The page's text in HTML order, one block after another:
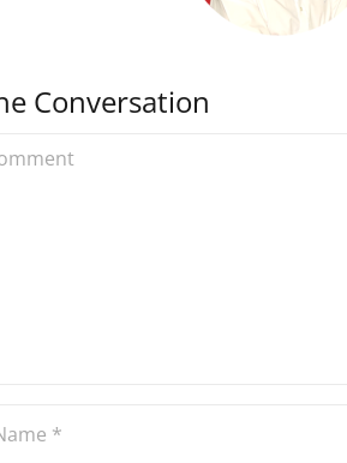
Conversation